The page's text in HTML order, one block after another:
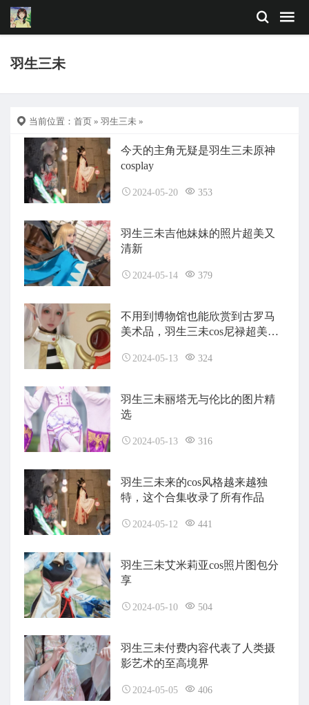
羽生三未
当前位置： 首页 » 羽生三未 »
今天的主角无疑是羽生三未原神
cosplay
2024-05-20 353
羽生三未吉他妹妹的照片超美又
清新
2024-05-14 379
不用到博物馆也能欣赏到古罗马
美术品，羽生三未cos尼禄超美图
2024-05-13 324
羽生三未丽塔无与伦比的图片精
选
2024-05-13 316
羽生三未来的cos风格越来越独
特，这个合集收录了所有作品
2024-05-12 441
羽生三未艾米莉亚cos照片图包分
享
2024-05-10 504
羽生三未付费内容代表了人类摄
影艺术的至高境界
2024-05-05 406